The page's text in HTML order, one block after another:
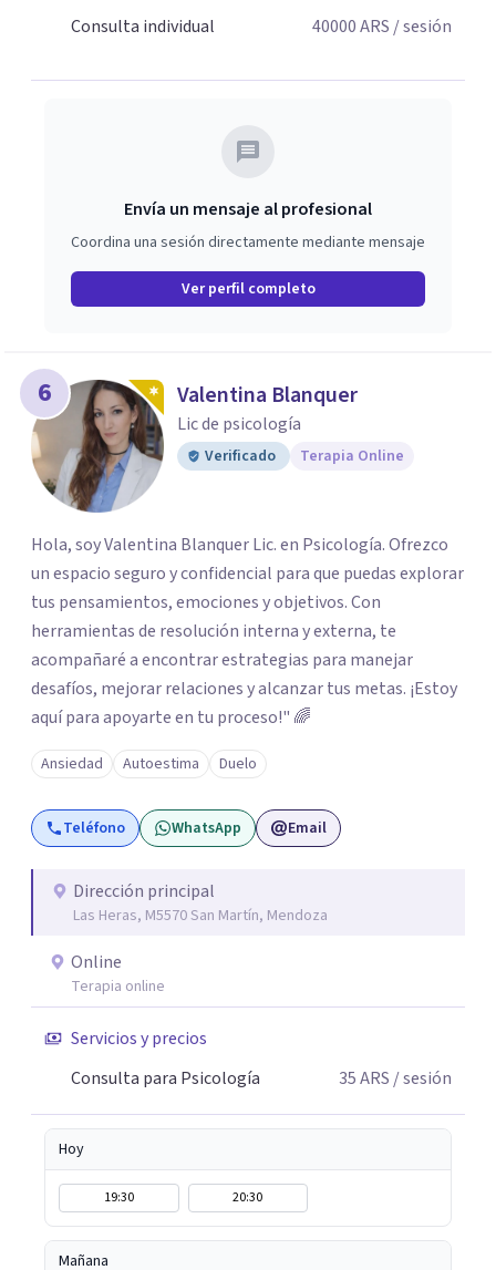
Consulta individual
40000ARS / sesión
Envía un mensaje al profesional
Coordina una sesión directamente mediante mensaje
Ver perfil completo
6 Valentina Blanquer
Lic de psicología
Verificado Terapia Online
Hola, soy Valentina Blanquer Lic. en Psicología. Ofrezco
un espacio seguro y confidencial para que puedas explorar
tus pensamientos, emociones y objetivos. Con
herramientas de resolución interna y externa, te
acompañaré a encontrar estrategias para manejar
desafíos, mejorar relaciones y alcanzar tus metas. ¡Estoy
aquí para apoyarte en tu proceso!" 🌈
Ansiedad Autoestima Duelo
Teléfono WhatsApp Email
Dirección principal
Las Heras, M5570 San Martín, Mendoza
Online
Terapia online
Servicios y precios
Consulta para Psicología
35ARS / sesión
Hoy
19:30 20:30
Mañana